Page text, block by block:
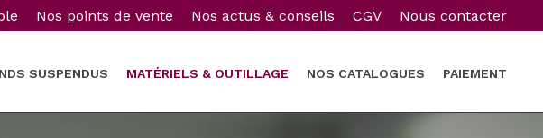
Nos points de vente Nos actus & conseils CGV Nous contacter
SUSPENDUS MATÉRIELS & OUTILLAGE NOS CATALOGUES PAIEMENT